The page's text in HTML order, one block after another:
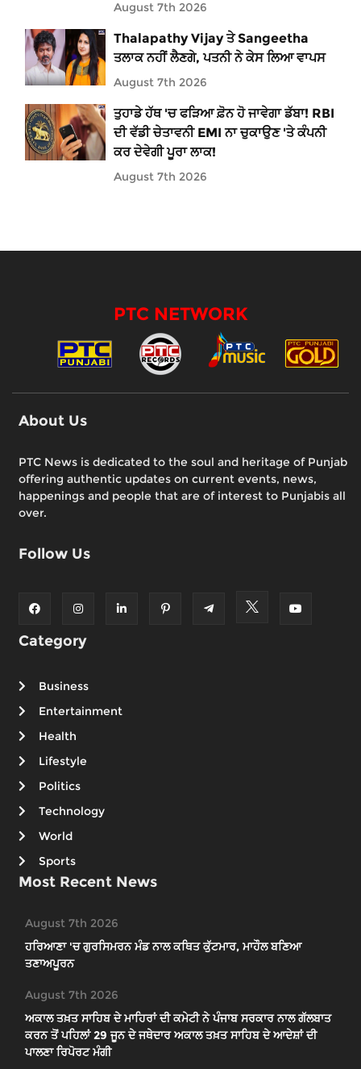
August 7th 2026
Thalapathy Vijay ਤੇ Sangeetha
ਤਲਾਕ ਨਹੀਂ ਲੈਣਗੇ, ਪਤਨੀ ਨੇ ਕੇਸ ਲਿਆ ਵਾਪਸ
August 7th 2026
ਤੁਹਾਡੇ ਹੱਥ 'ਚ ਫੜਿਆ ਫ਼ੋਨ ਹੋ ਜਾਵੇਗਾ ਡੱਬਾ! RBI
ਦੀ ਵੱਡੀ ਚੇਤਾਵਨੀ EMI ਨਾ ਚੁਕਾਉਣ 'ਤੇ ਕੰਪਨੀ
ਕਰ ਦੇਵੇਗੀ ਪੂਰਾ ਲਾਕ!
August 7th 2026
PTC NETWORK
About Us
PTC News is dedicated to the soul and heritage of Punjab
offering authentic updates on current events, news,
happenings and people that are of interest to Punjabis all
over.
Follow Us
Category
Business
Entertainment
Health
Lifestyle
Politics
Technology
World
Sports
Most Recent News
August 7th 2026
ਹਰਿਆਣਾ 'ਚ ਗੁਰਸਿਮਰਨ ਮੰਡ ਨਾਲ ਕਥਿਤ ਕੁੱਟਮਾਰ, ਮਾਹੌਲ ਬਣਿਆ
ਤਣਾਅਪੂਰਨ
August 7th 2026
ਅਕਾਲ ਤਖ਼ਤ ਸਾਹਿਬ ਦੇ ਮਾਹਿਰਾਂ ਦੀ ਕਮੇਟੀ ਨੇ ਪੰਜਾਬ ਸਰਕਾਰ ਨਾਲ ਗੱਲਬਾਤ
ਕਰਨ ਤੋਂ ਪਹਿਲਾਂ 29 ਜੂਨ ਦੇ ਜਥੇਦਾਰ ਅਕਾਲ ਤਖ਼ਤ ਸਾਹਿਬ ਦੇ ਆਦੇਸ਼ਾਂ ਦੀ
ਪਾਲਣਾ ਰਿਪੋਰਟ ਮੰਗੀ